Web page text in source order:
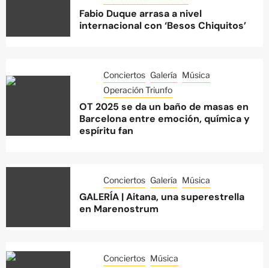
Fabio Duque arrasa a nivel
internacional con ‘Besos Chiquitos’
Conciertos Galería Música
Operación Triunfo
OT 2025 se da un baño de masas en
Barcelona entre emoción, química y
espíritu fan
Conciertos Galería Música
GALERÍA | Aitana, una superestrella
en Marenostrum
Conciertos Música